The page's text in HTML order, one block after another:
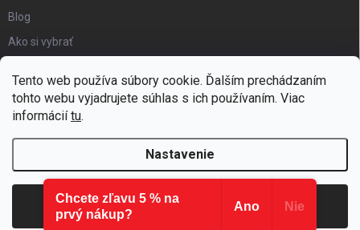
Tento web používa súbory cookie. Ďalším prechádzaním
tohto webu vyjadrujete súhlas s ich používaním. Viac
informáciítu.
Nastavenie
Súhlasím
Blog
Ako si vybrať
Certifikát kvality
Moja objednávka
Copyright 2026 Hezký detský nábytok . Všetky práva vyhradené.
Chcete zľavu 5 % na
prvý nákup?
Ano Nie